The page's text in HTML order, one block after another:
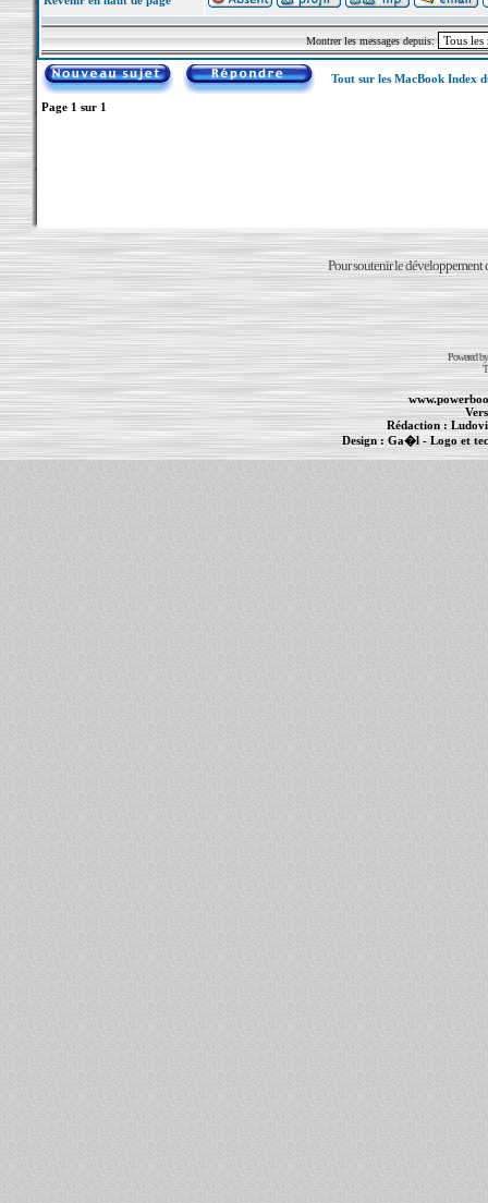
Montrer les messages depuis:
Tout sur les MacBook Index
Page 1 sur 1
Pour soutenir le développement
Powered
Rédaction :
Design : Ga�l - Logo et